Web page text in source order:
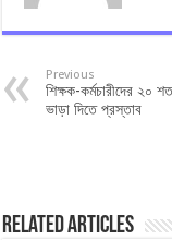
Previous
শিক্ষক-কর্মচারীদের ২০
ভাড়া দিতে প্রস্তাব
Related Articles